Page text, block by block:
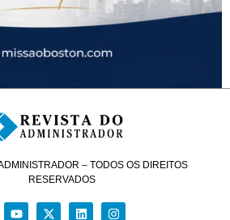
– TODOS OS DIREITOS
RESERVADOS